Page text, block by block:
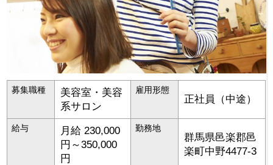
募集職種
美容室・美容
系サロン
雇用形態
正社員（中途）
給与
月給 230,000
円～350,000
円
勤務地
群馬県邑楽郡邑
楽町中野4477-3